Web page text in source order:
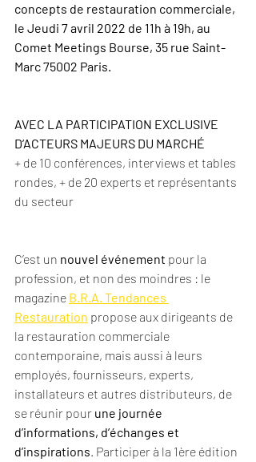
concepts de restauration commerciale,
le Jeudi 7 avril 2022 de 11h à 19h, au
Comet Meetings Bourse, 35 rue Saint-
Marc 75002 Paris.
AVEC LA PARTICIPATION EXCLUSIVE
D’ACTEURS MAJEURS DU MARCHÉ
+ de 10 conférences, interviews et tables
rondes, + de 20 experts et représentants
du secteur
C’est un nouvel événement pour la
profession, et non des moindres : le
magazine B.R.A. Tendances
Restauration propose aux dirigeants de
la restauration commerciale
contemporaine, mais aussi à leurs
employés, fournisseurs, experts,
installateurs et autres distributeurs, de
se réunir pour une journée
d’informations, d’échanges et
d’inspirations. Participer à la 1ère édition